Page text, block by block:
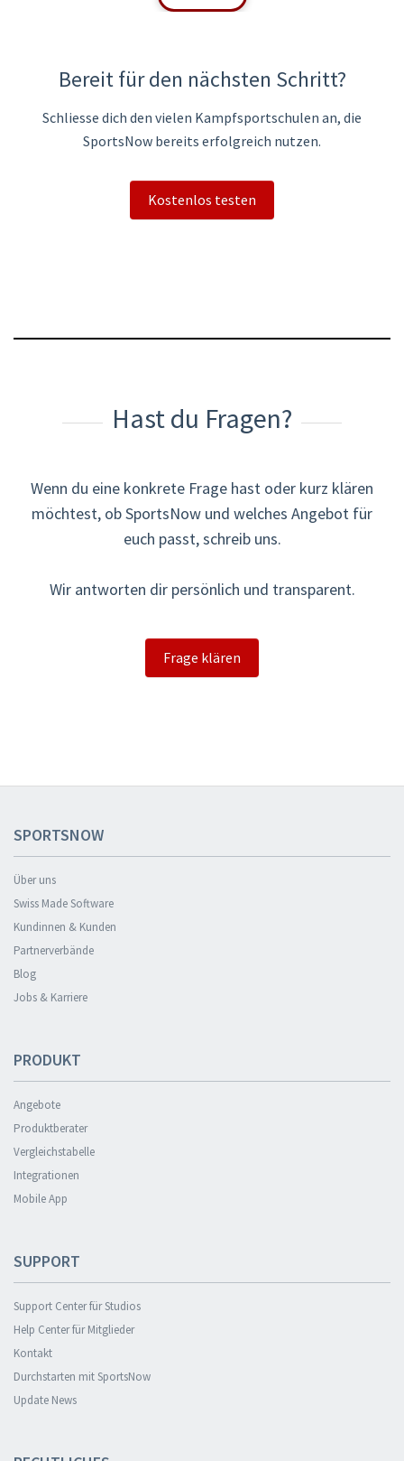
Bereit für den nächsten Schritt?
Schliesse dich den vielen Kampfsportschulen an, die
SportsNow bereits erfolgreich nutzen.
Kostenlos testen
Hast du Fragen?
Wenn du eine konkrete Frage hast oder kurz klären
möchtest, ob SportsNow und welches Angebot für
euch passt, schreib uns.
Wir antworten dir persönlich und transparent.
Frage klären
SPORTSNOW
Über uns
Swiss Made Software
Kundinnen & Kunden
Partnerverbände
Blog
Jobs & Karriere
PRODUKT
Angebote
Produktberater
Vergleichstabelle
Integrationen
Mobile App
SUPPORT
Support Center für Studios
Help Center für Mitglieder
Kontakt
Durchstarten mit SportsNow
Update News